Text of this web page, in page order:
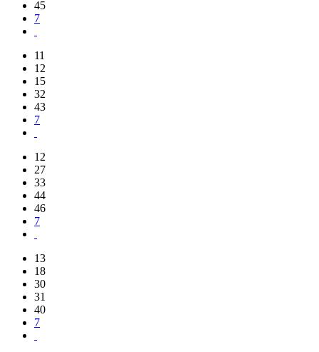
45
7
11
12
15
32
43
7
12
27
33
44
46
7
13
18
30
31
40
7